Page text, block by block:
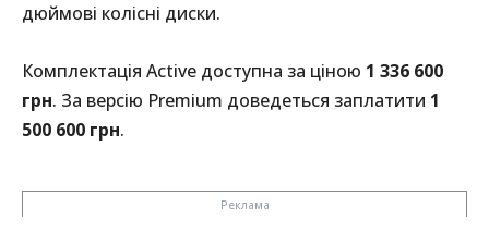
дюймові колісні диски.
Комплектація Active доступна за ціною 1 336 600
грн. За версію Premium доведеться заплатити 1
500 600 грн.